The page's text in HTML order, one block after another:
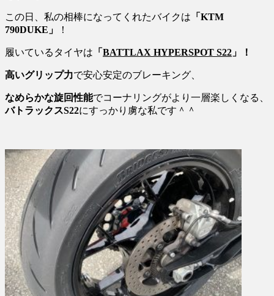
この日、私の相棒になってくれたバイクは 「KTM
790DUKE」
！
履いているタイヤは 「 BATTLAX HYPERSPOT S22 」！
高いグリップ力で安心安定のブレーキング、
なめらかな旋回性能でコーナリングがより一層楽しくなる、
バトラックスS22にすっかり虜な私です＾＾